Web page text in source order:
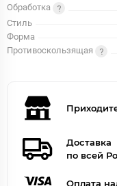
Обработка
Стиль
Форма
Противоскользящая
Доставка
по всей
Оплата